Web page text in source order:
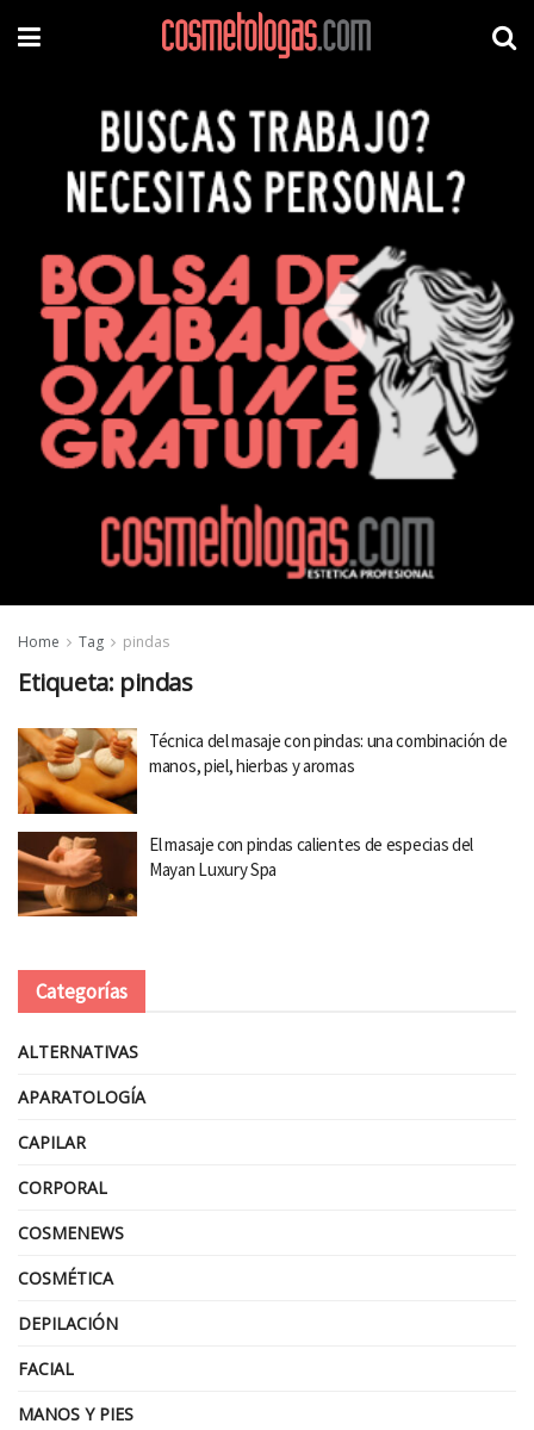
Home Tag pindas
Etiqueta: pindas
Técnica del masaje con pindas: una combinación de
manos, piel, hierbas y aromas
El masaje con pindas calientes de especias del
Mayan Luxury Spa
Categorías
ALTERNATIVAS
APARATOLOGÍA
CAPILAR
CORPORAL
COSMENEWS
COSMÉTICA
DEPILACIÓN
FACIAL
MANOS Y PIES